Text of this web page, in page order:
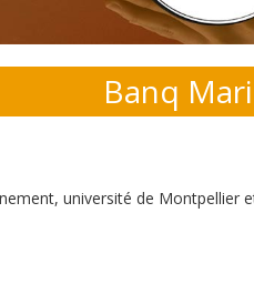
Banq
université de Montpellier